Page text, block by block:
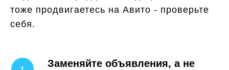
тоже продвигаетесь на Авито - проверьте
себя.
Заменяйте объявления, а не